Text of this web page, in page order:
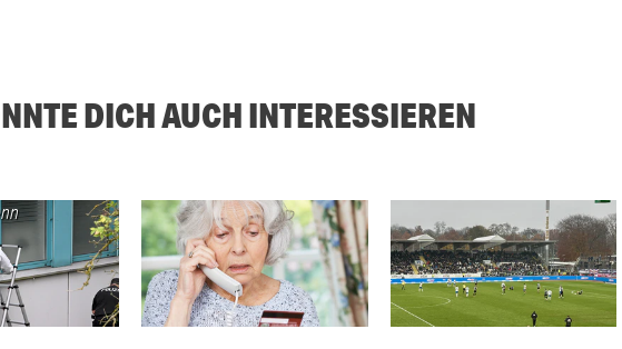
DICH AUCH INTERESSIEREN